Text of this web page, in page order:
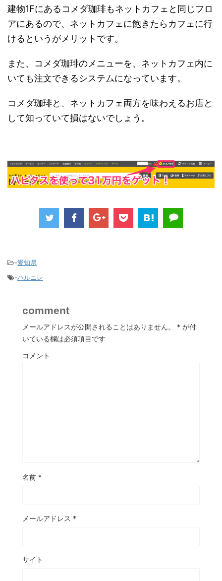
建物1Fにあるコメダ珈琲もネットカフェと同じフロ
アにあるので、ネットカフェに飽きたらカフェに行
けるというがメリットです。
また、コメダ珈琲のメニューを、ネットカフェ内に
いても注文できるシステムになっています。
コメダ珈琲と、ネットカフェ両方を味わえるお店と
して知っていて損はないでしょう。
-愛知県
-ハルニレ
comment
メールアドレスが公開されることはありません。 * が付
いている欄は必須項目です
コメント
名前 *
メールアドレス *
サイト